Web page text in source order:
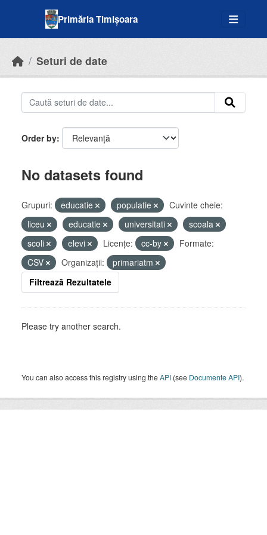
Primăria Timișoara
Seturi de date
Order by
No datasets found
Grupuri: educatie populatie
Cuvinte cheie:
liceu
educatie universitati
scoala
scoli
elevi Licenţe: cc-by
Formate:
CSV
Organizații:
primariatm
Filtrează Rezultatele
Please try another search.
You can also access this registry using theAPI (see Documente API).